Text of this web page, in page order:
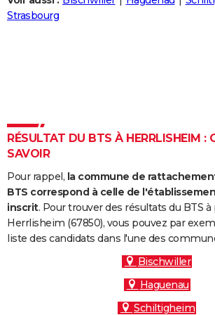
Destinations
City break
Voyage nature
Voyage de noces
Forum
Climat
+
PHOTO
Carte de Noël
Carte Bonne année
Carte Saint-Valentin
Carte Pâques
Carte d'anniversaire
DICTIONNAIRE
Dictionnaire
Biographies
Citations
Expressions
Proverbes
PROGRAMME TV
COPAINS D'AVANT
S'inscrire
Se connecter
Lycées
Collèges
Primaires
Universités
Entreprises
Service militaire
Avis de recherche
AVIS DE DÉCÈS
FORUM
Strasbourg
RÉSULTAT DU BTS À HERRLISHEIM :
SAVOIR
Pour rappel, la commune de
BTS correspond à celle de
inscrit. Pour trouver des résultats du BTS
Herrlisheim (67850), vous pouvez par
liste des candidats dans l'une des
Bischwiller
Haguenau
Schiltigheim